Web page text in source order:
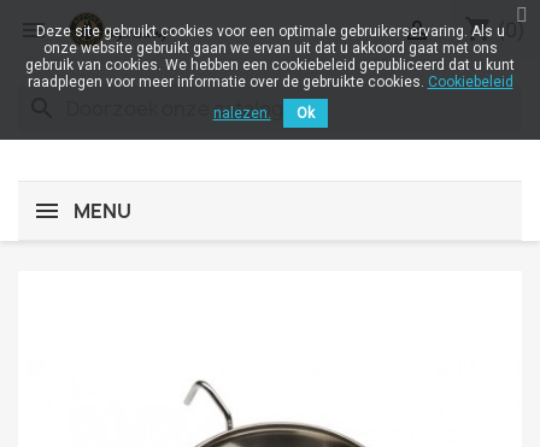
 shopping_cart (0)

MENU
Deze site gebruikt cookies voor een optimale gebruikerservaring. Als u
onze website gebruikt gaan we ervan uit dat u akkoord gaat met ons
gebruik van cookies. We hebben een cookiebeleid gepubliceerd dat u kunt
raadplegen voor meer informatie over de gebruikte cookies. Cookiebeleid
nalezen.
Ok